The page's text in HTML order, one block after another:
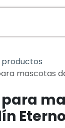
productos
mascotas